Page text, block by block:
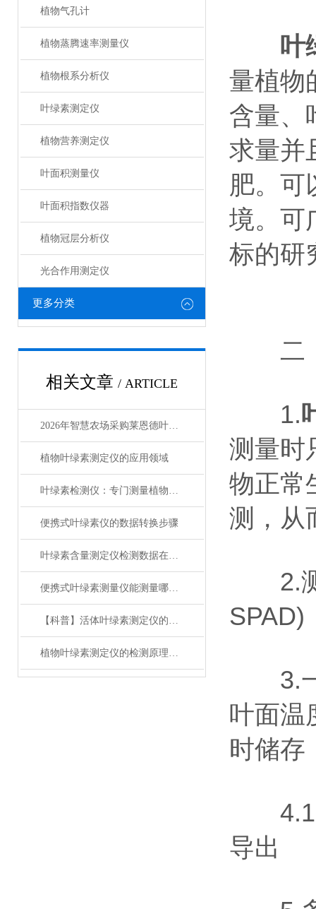
植物气孔计
植物蒸腾速率测量仪
植物根系分析仪
叶绿素测定仪
植物营养测定仪
叶面积测量仪
叶面积指数仪器
植物冠层分析仪
光合作用测定仪
更多分类
相关文章 / ARTICLE
2026年智慧农场采购莱恩德叶绿素测定仪 这4点要注意
植物叶绿素测定仪的应用领域
叶绿素检测仪：专门测量植物叶片中叶绿素含量
便携式叶绿素仪的数据转换步骤
叶绿素含量测定仪检测数据在科研中的应用
便携式叶绿素测量仪能测量哪些指标？
【科普】活体叶绿素测定仪的参数有哪些？
植物叶绿素测定仪的检测原理与注意事项
叶
量植物
含量、
求量并
肥。可
境。可
标的研
二．
1.
测量时
物正常
测，从
2.测
SPAD)
3.一
叶面温
时储存
导出